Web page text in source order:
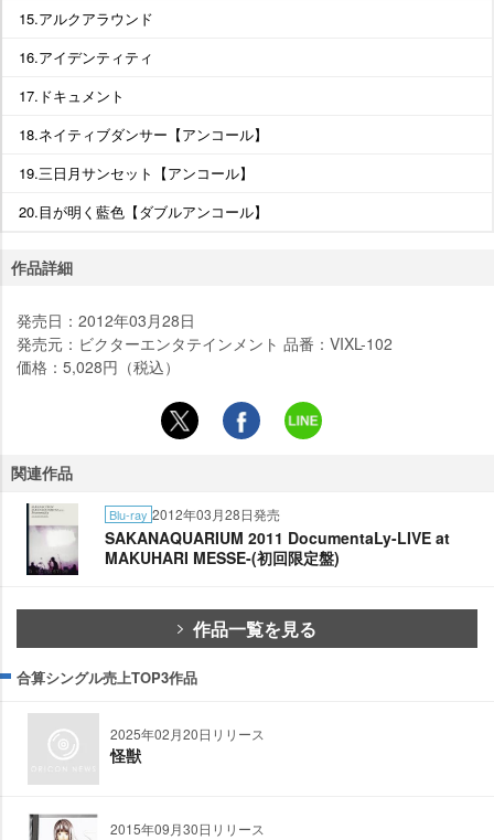
15.アルクアラウンド
16.アイデンティティ
17.ドキュメント
18.ネイティブダンサー【アンコール】
19.三日月サンセット【アンコール】
20.目が明く藍色【ダブルアンコール】
作品詳細
発売日：2012年03月28日
発売元：ビクターエンタテインメント 品番：VIXL-102
価格：5,028円（税込）
関連作品
Blu-ray 2012年03月28日発売
SAKANAQUARIUM 2011 DocumentaLy-LIVE at
MAKUHARI MESSE-(初回限定盤)
作品一覧を見る
合算シングル売上TOP3作品
2025年02月20日リリース
怪獣
2015年09月30日リリース